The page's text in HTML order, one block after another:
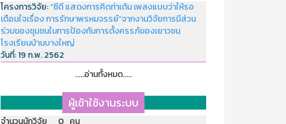
โครงการวิจัย:“ซีดี แสดงการคิดท่าเต้น เพลงแบบว่าให้รอ
เตือนใจเรื่อง การรักษาพรหมจรรย์”จากงานวิจัยการมีส่วน
ร่วมของชุมชนในการป้องกันการตั้งครรภ์ของเยาวชน
โรงเรียนบ้านบางใหญ่
วันที่:19 ก.พ. 2562
.....อ่านทั้งหมด.....
ผู้เข้าใช้งานระบบ
จำนวนนักวิจัย 0 คน